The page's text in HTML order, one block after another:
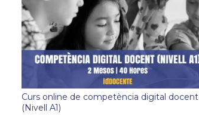
Curs online de competència digital docent
(Nivell A1)